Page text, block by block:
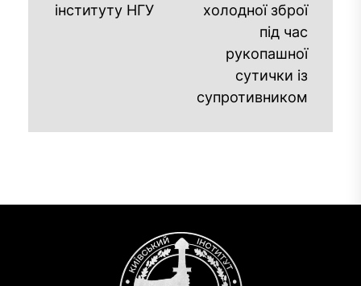
інституту НГУ
холодної зброї
під час
рукопашної
сутички із
супротивником